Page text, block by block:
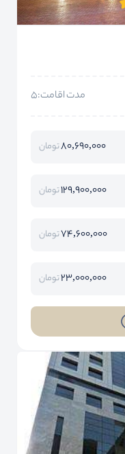
مدت اقامت:5
80,690,000تومان
129,900,000تومان
74,600,000تومان
23,000,000تومان